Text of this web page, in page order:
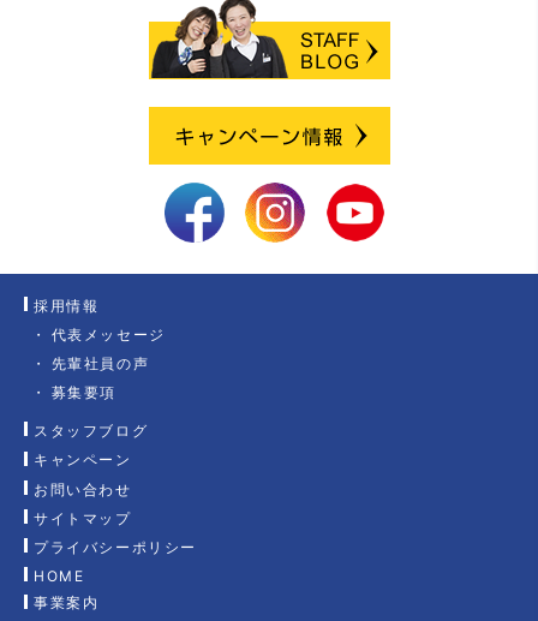
HOME
事業案内
採用情報
代表メッセージ
先輩社員の声
募集要項
スタッフブログ
キャンペーン
お問い合わせ
サイトマップ
プライバシーポリシー